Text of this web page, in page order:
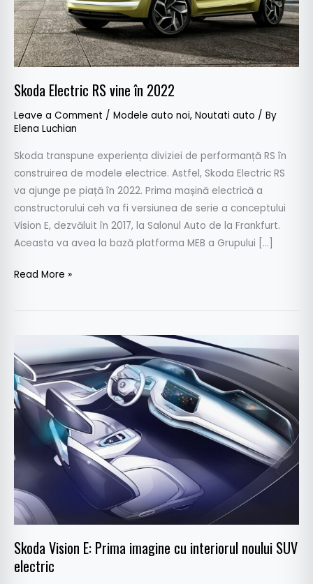
Skoda Electric RS vine în 2022
Leave a Comment / Modele auto noi, Noutati auto / By
Elena Luchian
Skoda transpune experiența diviziei de performanță RS în
construirea de modele electrice. Astfel, Skoda Electric RS
va ajunge pe piață în 2022. Prima mașină electrică a
constructorului ceh va fi versiunea de serie a conceptului
Vision E, dezvăluit în 2017, la Salonul Auto de la Frankfurt.
Aceasta va avea la bază platforma MEB a Grupului […]
Read More »
Skoda Vision E: Prima imagine cu interiorul noului SUV
electric
Vision
E:
Prima
imagine
interiorul
noului
electric